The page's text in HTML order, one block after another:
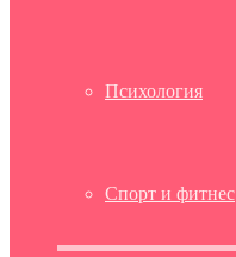
Психология
Спорт и фитнес